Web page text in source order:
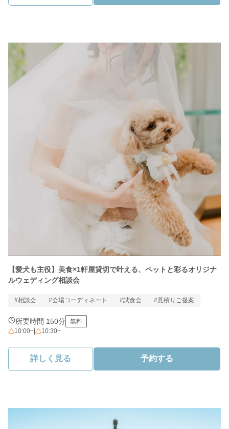
【愛犬も主役】美食×1軒屋貸切で叶える、ペットと彩るオリジナ
ルウェディング相談会
#相談会 #会場コーディネート #試食会 #見積りご提案
所要時間 150分
無料
10:00~
10:30~
詳しく見る 予約する